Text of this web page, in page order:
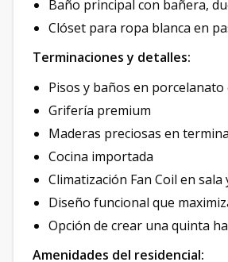
Baño principal con bañera,
Clóset para ropa blanca en
Terminaciones y detalles:
Pisos y baños en porcelanato
Grifería premium
Maderas preciosas en
Cocina importada
Climatización Fan Coil en sala
Diseño funcional que
Opción de crear una quinta
Amenidades del residencial: